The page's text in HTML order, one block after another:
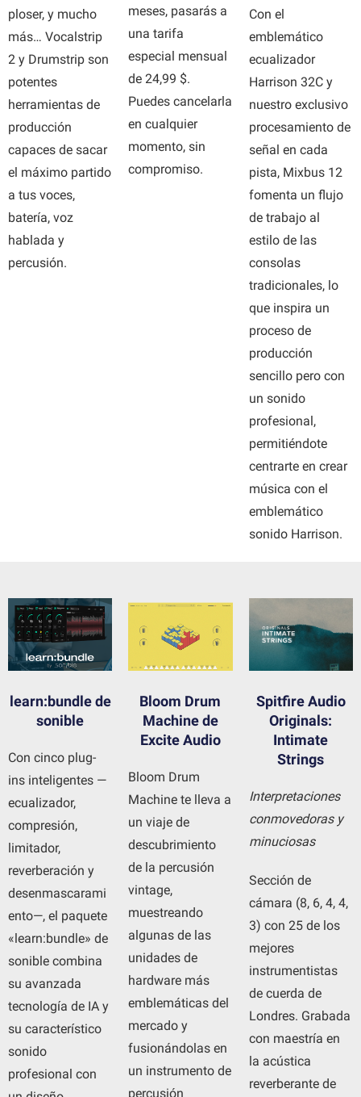
ploser, y mucho
más… Vocalstrip
2 y Drumstrip son
potentes
herramientas de
producción
capaces de sacar
el máximo partido
a tus voces,
batería, voz
hablada y
percusión.
meses, pasarás a
una tarifa
especial mensual
de 24,99 $.
Puedes cancelarla
en cualquier
momento, sin
compromiso.
Con el
emblemático
ecualizador
Harrison 32C y
nuestro exclusivo
procesamiento de
señal en cada
pista, Mixbus 12
fomenta un flujo
de trabajo al
estilo de las
consolas
tradicionales, lo
que inspira un
proceso de
producción
sencillo pero con
un sonido
profesional,
permitiéndote
centrarte en crear
música con el
emblemático
sonido Harrison.
learn:bundle de
sonible
Con cinco plug-
ins inteligentes —
ecualizador,
compresión,
limitador,
reverberación y
desenmascarami
ento—, el paquete
«learn:bundle» de
sonible combina
su avanzada
tecnología de IA y
su característico
sonido
profesional con
Bloom Drum
Machine de
Excite Audio
Bloom Drum
Machine te lleva a
un viaje de
descubrimiento
de la percusión
vintage,
muestreando
algunas de las
unidades de
hardware más
emblemáticas del
mercado y
fusionándolas en
un instrumento de
percusión
Spitfire Audio
Originals:
Intimate
Strings
Interpretaciones
conmovedoras y
minuciosas
Sección de
cámara (8, 6, 4, 4,
3) con 25 de los
mejores
instrumentistas
de cuerda de
Londres. Grabada
con maestría en
la acústica
reverberante de